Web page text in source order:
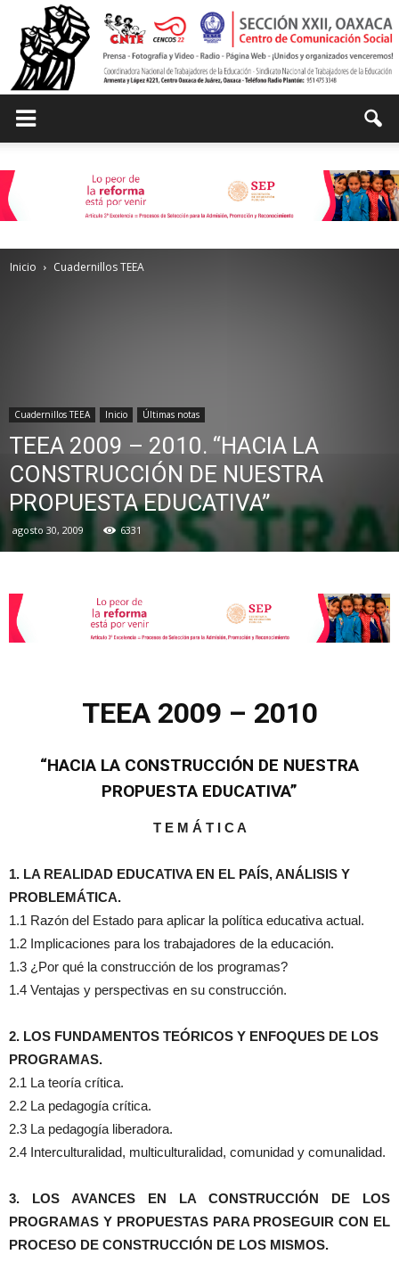
de
de
la
Sección
Inicio Cuadernillos TEEA
Cuadernillos TEEA Inicio Últimas notas
TEEA 2009 – 2010. “HACIA LA
CONSTRUCCIÓN DE NUESTRA
PROPUESTA EDUCATIVA”
agosto 30, 2009 6331
TEEA 2009 – 2010
“HACIA LA CONSTRUCCIÓN DE NUESTRA
PROPUESTA EDUCATIVA”
T E M Á T I C A
1. LA REALIDAD EDUCATIVA EN EL PAÍS, ANÁLISIS Y
PROBLEMÁTICA.
1.1 Razón del Estado para aplicar la política educativa actual.
1.2 Implicaciones para los trabajadores de la educación.
1.3 ¿Por qué la construcción de los programas?
1.4 Ventajas y perspectivas en su construcción.
2. LOS FUNDAMENTOS TEÓRICOS Y ENFOQUES DE LOS
PROGRAMAS.
2.1 La teoría crítica.
2.2 La pedagogía crítica.
2.3 La pedagogía liberadora.
2.4 Interculturalidad, multiculturalidad, comunidad y comunalidad.
3. LOS AVANCES EN LA CONSTRUCCIÓN DE LOS
PROGRAMAS Y PROPUESTAS PARA PROSEGUIR CON EL
PROCESO DE CONSTRUCCIÓN DE LOS MISMOS.